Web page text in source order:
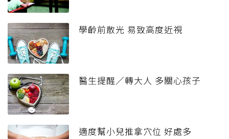
學齡前散光 易致高度近視
醫生提醒／轉大人 多關心孩子
適度幫小兒推拿穴位 好處多